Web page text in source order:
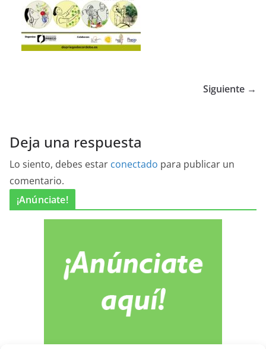
Siguiente →
Deja una respuesta
Lo siento, debes estar conectado para publicar un
comentario.
¡Anúnciate!